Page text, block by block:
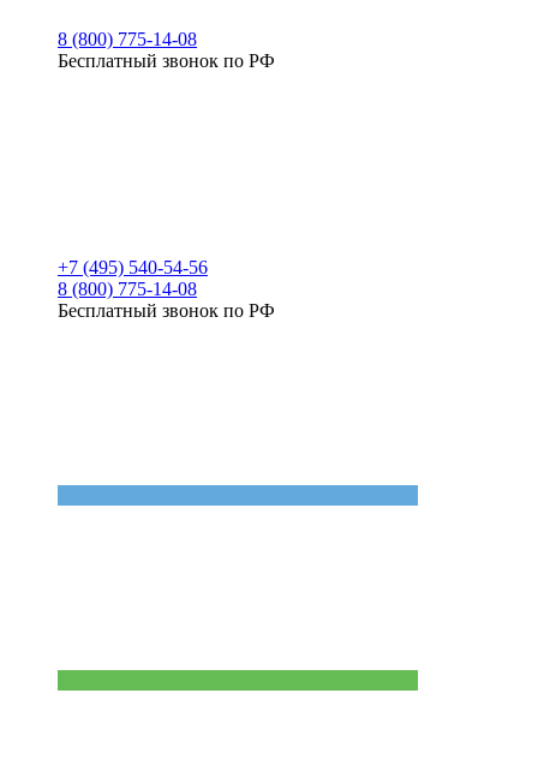
8 (800) 775-14-08
Бесплатный звонок по РФ
+7 (495) 540-54-56
8 (800) 775-14-08
Бесплатный звонок по РФ